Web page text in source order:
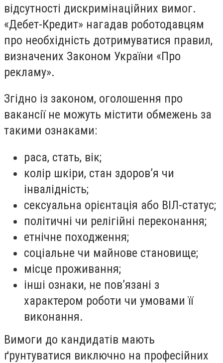
відсутності дискримінаційних вимог.
«Дебет-Кредит» нагадав роботодавцям
про необхідність дотримуватися правил,
визначених Законом України «Про
рекламу».
Згідно із законом, оголошення про
вакансії не можуть містити обмежень за
такими ознаками:
раса, стать, вік;
колір шкіри, стан здоров’я чи
інвалідність;
сексуальна орієнтація або ВІЛ-статус;
політичні чи релігійні переконання;
етнічне походження;
соціальне чи майнове становище;
місце проживання;
інші ознаки, не пов’язані з
характером роботи чи умовами її
виконання.
Вимоги до кандидатів мають
ґрунтуватися виключно на професійних